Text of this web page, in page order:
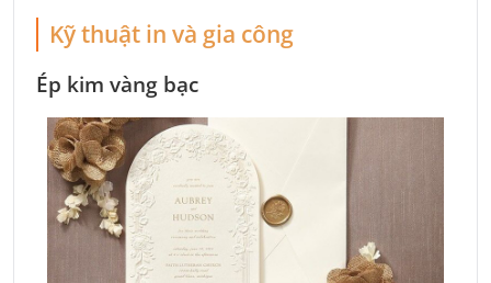
Kỹ thuật in và gia công
Ép kim vàng bạc